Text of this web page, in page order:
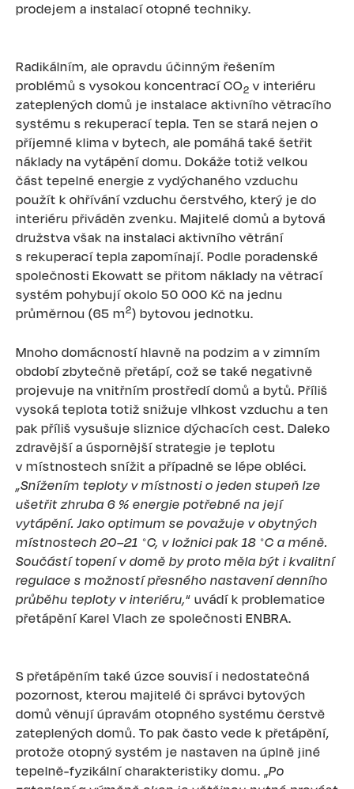
prodejem a instalací otopné techniky.
Radikálním, ale opravdu účinným řešením
problémů s vysokou koncentrací CO2 v interiéru
zateplených domů je instalace aktivního větracího
systému s rekuperací tepla. Ten se stará nejen o
příjemné klima v bytech, ale pomáhá také šetřit
náklady na vytápění domu. Dokáže totiž velkou
část tepelné energie z vydýchaného vzduchu
použít k ohřívání vzduchu čerstvého, který je do
interiéru přiváděn zvenku. Majitelé domů a bytová
družstva však na instalaci aktivního větrání
s rekuperací tepla zapomínají. Podle poradenské
společnosti Ekowatt se přitom náklady na větrací
systém pohybují okolo 50 000 Kč na jednu
průměrnou (65 m2) bytovou jednotku.
Mnoho domácností hlavně na podzim a v zimním
období zbytečně přetápí, což se také negativně
projevuje na vnitřním prostředí domů a bytů. Příliš
vysoká teplota totiž snižuje vlhkost vzduchu a ten
pak příliš vysušuje sliznice dýchacích cest. Daleko
zdravější a úspornější strategie je teplotu
v místnostech snížit a případně se lépe obléci.
„Snížením teploty v místnosti o jeden stupeň lze
ušetřit zhruba 6 % energie potřebné na její
vytápění. Jako optimum se považuje v obytných
místnostech 20–21 °C, v ložnici pak 18 °C a méně.
Součástí topení v domě by proto měla být i kvalitní
regulace s možností přesného nastavení denního
průběhu teploty v interiéru,“ uvádí k problematice
přetápění Karel Vlach ze společnosti ENBRA.
S přetápěním také úzce souvisí i nedostatečná
pozornost, kterou majitelé či správci bytových
domů věnují úpravám otopného systému čerstvě
zateplených domů. To pak často vede k přetápění,
protože otopný systém je nastaven na úplně jiné
tepelně-fyzikální charakteristiky domu. „Po